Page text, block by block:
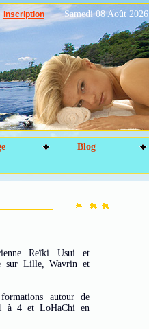
inscription Samedi 08 Août 2026
Blog
Reïki Usui et
sur Lille, Wavrin et
autour de
à 4 et LoHaChi en